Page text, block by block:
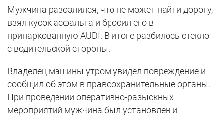
Мужчина разозлился, что не может найти дорогу,
взял кусок асфальта и бросил его в
припаркованную AUDI. В итоге разбилось стекло
с водительской стороны.
Владелец машины утром увидел повреждение и
сообщил об этом в правоохранительные органы.
При проведении оперативно-разыскных
мероприятий мужчина был установлен и